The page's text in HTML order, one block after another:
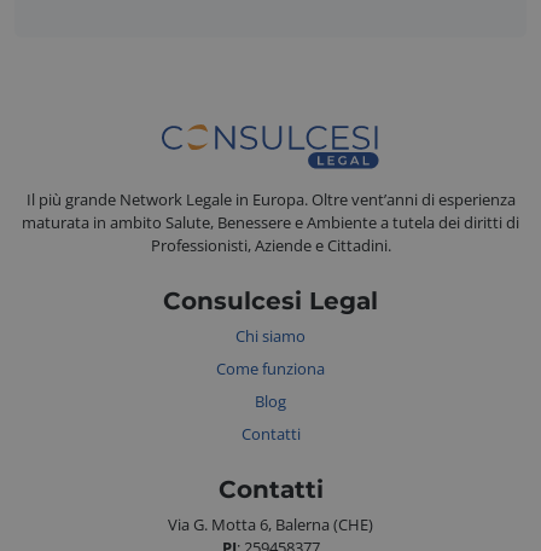
Il più grande Network Legale in Europa. Oltre vent’anni di esperienza
maturata in ambito Salute, Benessere e Ambiente a tutela dei diritti di
Professionisti, Aziende e Cittadini.
Consulcesi Legal
Chi siamo
Come funziona
Blog
Contatti
Contatti
Via G. Motta 6, Balerna (CHE)
CookieScriptConsent